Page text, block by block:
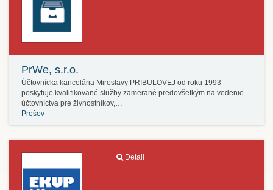
PrWe, s.r.o.
Účtovnícka kancelária Miroslavy PRIBULOVEJ od roku 1993
poskytuje kvalifikované služby zamerané predovšetkým na vedenie
účtovníctva pre živnostníkov,…
Prešov
Detail